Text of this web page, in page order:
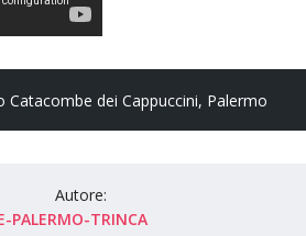
Catacombe dei Cappuccini, Palermo
Autore:
PALERMO-TRINCA